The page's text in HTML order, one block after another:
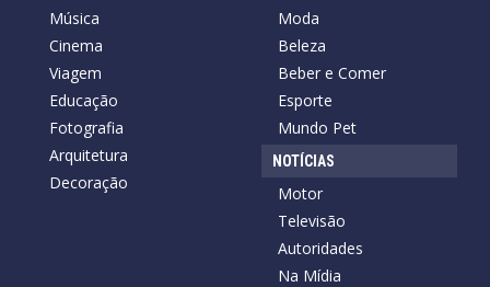
Música
Cinema
Viagem
Educação
Fotografia
Arquitetura
Decoração
Moda
Beleza
Beber e Comer
Esporte
Mundo Pet
NOTÍCIAS
Motor
Televisão
Autoridades
Na Mídia